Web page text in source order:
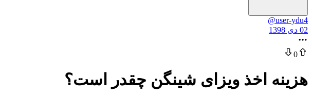
@user-ydu4
02 دی 1398
0
هزینه اخذ ویزای شینگن چقدر است؟